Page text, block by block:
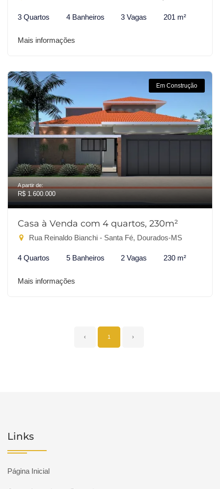
3 Quartos 4 Banheiros 3 Vagas 201 m²
Mais informações
Em Construção
A partir de:
R$ 1.600.000
Casa à Venda com 4 quartos, 230m²
Rua Reinaldo Bianchi - Santa Fé, Dourados-MS
4 Quartos 5 Banheiros 2 Vagas 230 m²
Mais informações
‹ 1 ›
Links
Página Inicial